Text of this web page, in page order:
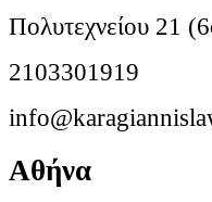
Πολυτεχνείου 21
2103301919
Αθήνα